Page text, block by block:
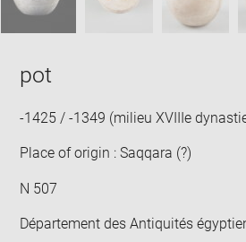
pot
-1425 / -1349 (milieu XVIIIe
Place of origin : Saqqara (?)
N 507
Département des Antiquités